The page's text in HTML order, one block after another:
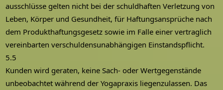
ausschlüsse gelten nicht bei der schuldhaften Verletzung von
Leben, Körper und Gesundheit, für Haftungsansprüche nach
dem Produkthaftungsgesetz sowie im Falle einer vertraglich
vereinbarten verschuldensunabhängigen Einstandspflicht.
5.5
Kunden wird geraten, keine Sach- oder Wertgegenstände
unbeobachtet während der Yogapraxis liegenzulassen. Das